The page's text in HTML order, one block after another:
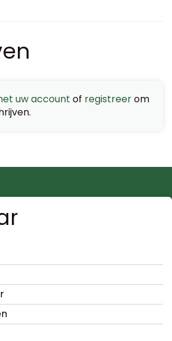
uw account of registreerom